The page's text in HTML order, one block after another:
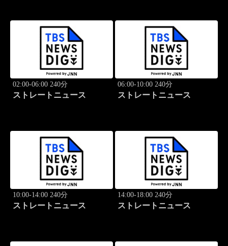
02:00-06:00 240分
ストレートニュース
06:00-10:00 240分
ストレートニュース
10:00-14:00 240分
ストレートニュース
14:00-18:00 240分
ストレートニュース